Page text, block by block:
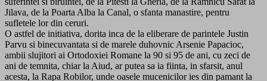
Jilava, de la Poarta Alba la Canal, o sfanta manastire, pentru
sufletele lor din ceruri.
O astfel de initiativa, dorita inca de la eliberare de parintele Justin
Parvu si binecuvantata si de marele duhovnic Arsenie Papacioc,
ambii slujitori ai Ortodoxiei Romane la 90 si 95 de ani, cu zeci de
ani de temnita, chiar la Aiud, ar putea sa ia fiinta, in sfarsit, anul
acesta, la Rapa Robilor, unde oasele mucenicilor ies din pamant la